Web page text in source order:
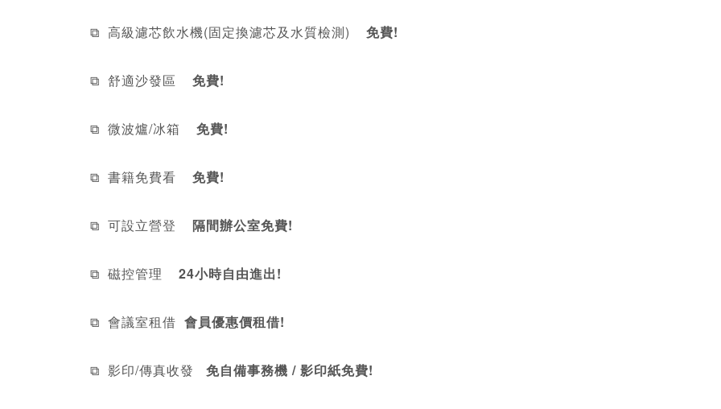
⧉  高級濾芯飲水機(固定換濾芯及水質檢測) 免費!
⧉  舒適沙發區 免費!
⧉  微波爐/冰箱 免費!
⧉  書籍免費看 免費!
⧉  可設立營登 隔間辦公室免費!
⧉  磁控管理 24小時自由進出!
⧉  會議室租借 會員優惠價租借!
⧉  影印/傳真收發 免自備事務機 / 影印紙免費!